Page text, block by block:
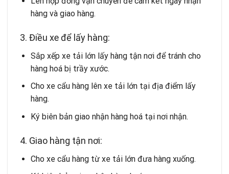
hàng và giao hàng.
3. Điều xe để lấy hàng:
Sắp xếp xe tải lớn lấy hàng tận nơi để tránh cho
hàng hoá bị trầy xước.
Cho xe cẩu hàng lên xe tải lớn tại địa điểm lấy
hàng.
Ký biên bản giao nhận hàng hoá tại nơi nhận.
4. Giao hàng tận nơi:
Cho xe cẩu hàng từ xe tải lớn đưa hàng xuống.